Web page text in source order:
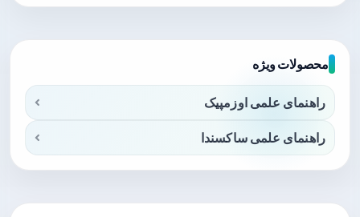
محصولات ویژه
راهنمای علمی اوزمپیک
راهنمای علمی ساکسندا